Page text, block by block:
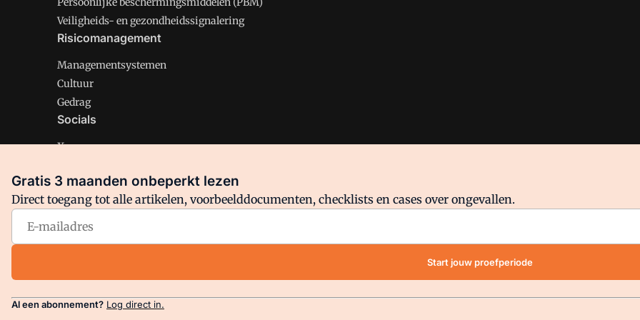
Veiligheids- en gezondheidssignalering
Risicomanagement
Managementsystemen
Cultuur
Gedrag
Socials
X
Facebook
Arbo is onderdeel van VMN media. Lees inons manifestwaar VMN media voor staat. Op gebruik van deze site zijn de
Gratis 3 maanden onbeperkt lezen
Direct toegang tot alle artikelen, voorbeelddocumenten, checklists en cases over ongevallen.
Start jouw proefperiode
Al een abonnement? Log direct in.